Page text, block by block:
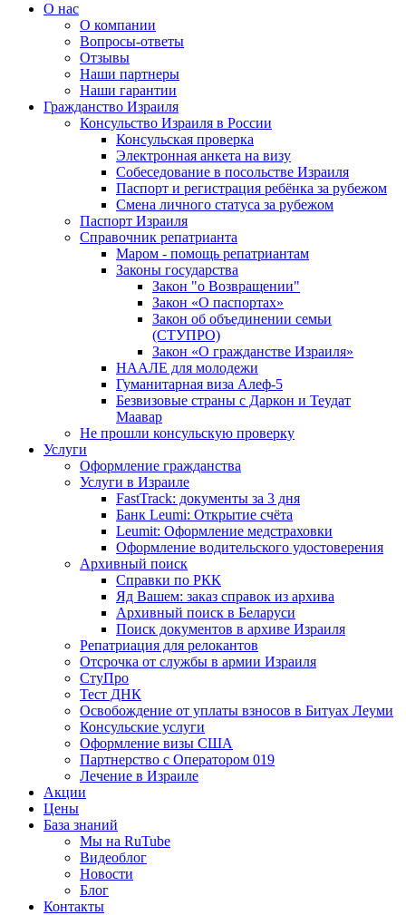
О нас
О компании
Вопросы-ответы
Отзывы
Наши партнеры
Наши гарантии
Гражданство Израиля
Консульство Израиля в России
Консульская проверка
Электронная анкета на визу
Собеседование в посольстве Израиля
Паспорт и регистрация ребёнка за рубежом
Смена личного статуса за рубежом
Паспорт Израиля
Справочник репатрианта
Маром - помощь репатриантам
Законы государства
Закон "о Возвращении"
Закон «О паспортах»
Закон об объединении семьи
(СТУПРО)
Закон «О гражданстве Израиля»
НААЛЕ для молодежи
Гуманитарная виза Алеф-5
Безвизовые страны с Даркон и Теудат
Маавар
Не прошли консульскую проверку
Услуги
Оформление гражданства
Услуги в Израиле
FastTrack: документы за 3 дня
Банк Leumi: Открытие счёта
Leumit: Оформление медстраховки
Оформление водительского удостоверения
Архивный поиск
Справки по РКК
Яд Вашем: заказ справок из архива
Архивный поиск в Беларуси
Поиск документов в архиве Израиля
Репатриация для релокантов
Отсрочка от службы в армии Израиля
СтуПро
Тест ДНК
Освобождение от уплаты взносов в Битуах Леуми
Консульские услуги
Оформление визы США
Партнерство с Оператором 019
Лечение в Израиле
Акции
Цены
База знаний
Мы на RuTube
Видеоблог
Новости
Блог
Контакты